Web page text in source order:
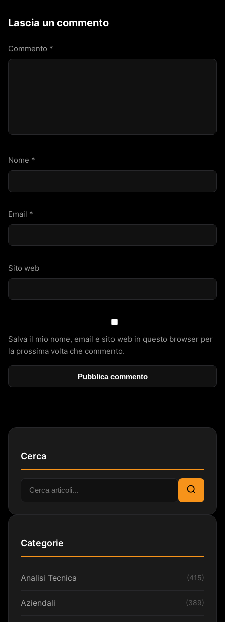
Lascia un commento
Commento *
Nome *
Email *
Sito web
Salva il mio nome, email e sito web in questo browser per
la prossima volta che commento.
Cerca
Cerca:
Cerca
Categorie
Analisi Tecnica (415)
Aziendali (389)